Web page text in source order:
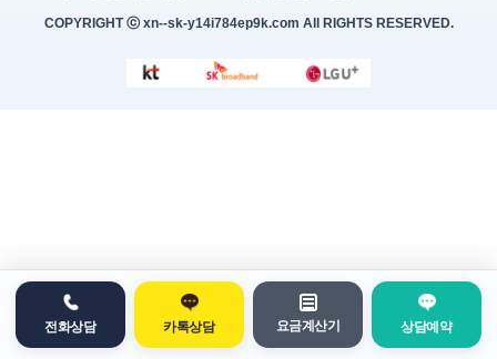
COPYRIGHT ⓒ xn--sk-y14i784ep9k.com All RIGHTS RESERVED.
전화상담 카톡상담 요금계산기 상담예약